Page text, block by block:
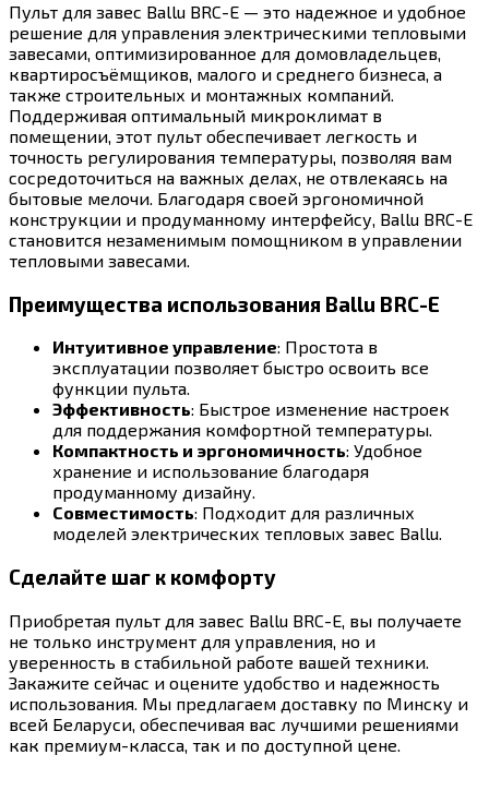
Пульт для завес Ballu BRC-E — это надежное и удобное
решение для управления электрическими тепловыми
завесами, оптимизированное для домовладельцев,
квартиросъёмщиков, малого и среднего бизнеса, а
также строительных и монтажных компаний.
Поддерживая оптимальный микроклимат в
помещении, этот пульт обеспечивает легкость и
точность регулирования температуры, позволяя вам
сосредоточиться на важных делах, не отвлекаясь на
бытовые мелочи. Благодаря своей эргономичной
конструкции и продуманному интерфейсу, Ballu BRC-E
становится незаменимым помощником в управлении
тепловыми завесами.
Преимущества использования Ballu BRC-E
Интуитивное управление: Простота в
эксплуатации позволяет быстро освоить все
функции пульта.
Эффективность: Быстрое изменение настроек
для поддержания комфортной температуры.
Компактность и эргономичность: Удобное
хранение и использование благодаря
продуманному дизайну.
Совместимость: Подходит для различных
моделей электрических тепловых завес Ballu.
Сделайте шаг к комфорту
Приобретая пульт для завес Ballu BRC-E, вы получаете
не только инструмент для управления, но и
уверенность в стабильной работе вашей техники.
Закажите сейчас и оцените удобство и надежность
использования. Мы предлагаем доставку по Минску и
всей Беларуси, обеспечивая вас лучшими решениями
как премиум-класса, так и по доступной цене.